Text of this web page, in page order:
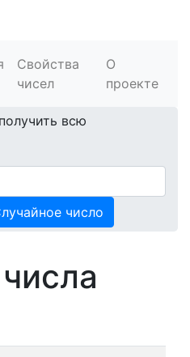
Свойства
чисел
О
проекте
всю
число